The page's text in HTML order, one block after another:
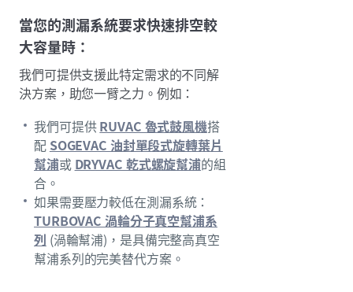
當您的測漏系統要求快速排空較
大容量時：
我們可提供支援此特定需求的不同解
決方案，助您一臂之力。例如：
我們可提供RUVAC 魯式鼓風機搭
配 SOGEVAC 油封單段式旋轉葉片
幫浦或 DRYVAC 乾式螺旋幫浦的組
合。
如果需要壓力較低在測漏系統：
TURBOVAC 渦輪分子真空幫浦系
列 (渦輪幫浦)，是具備完整高真空
幫浦系列的完美替代方案。